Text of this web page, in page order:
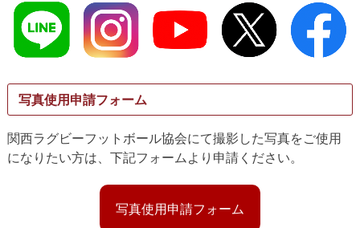
写真使用申請フォーム
関西ラグビーフットボール協会にて撮影した写真をご使用
になりたい方は、下記フォームより申請ください。
写真使用申請フォーム